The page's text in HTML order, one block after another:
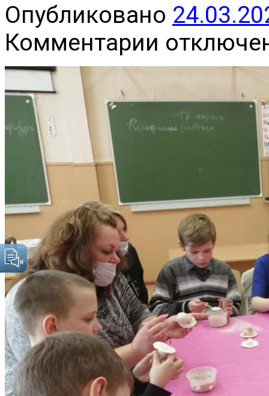
Опубликовано
Комментарии
записи
час